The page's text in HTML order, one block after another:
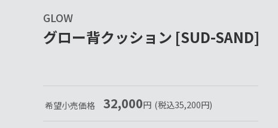
GLOW
グロー背クッション [SUD-SAND]
希望小売価格 32,000円 (税込35,200円)